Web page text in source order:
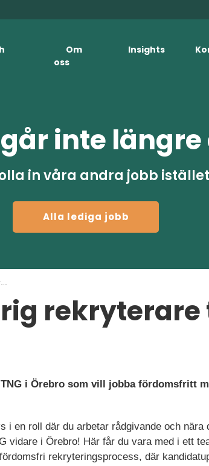
Om
oss
Insights
inte
in våra andra jobb
Alla lediga jobb
rekryterare
i Örebro som vill jobba fördomsfritt
i en roll där du arbetar rådgivande och nära
vidare i Örebro! Här får du vara med i ett
rekryteringsprocess, där